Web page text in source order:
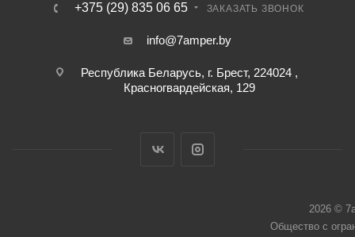
+375 (29) 835 06 65 ЗАКАЗАТЬ ЗВОНОК
info@7amper.by
Республика Беларусь, г. Брест, 224024 ,
Красногвардейская, 129
2026 ©
Общество с